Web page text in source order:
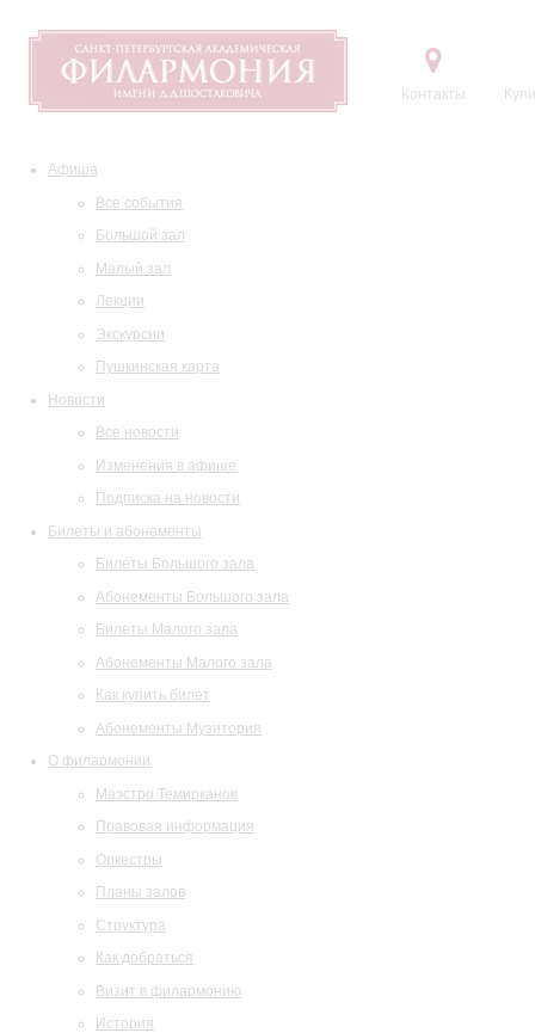
Контакты
Афиша
Все события
Большой зал
Малый зал
Лекции
Экскурсии
Пушкинская карта
Новости
Все новости
Изменения в афише
Подписка на новости
Билеты и абонементы
Билеты Большого зала
Абонементы Большого зала
Билеты Малого зала
Абонементы Малого зала
Как купить билет
Абонементы Музитория
О филармонии
Маэстро Темирканов
Правовая информация
Оркестры
Планы залов
Структура
Как добраться
Визит в филармонию
История